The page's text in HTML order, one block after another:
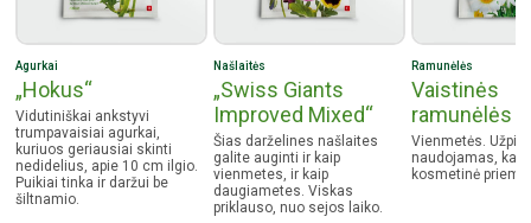
Agurkai
„Hokus“
Vidutiniškai ankstyvi
trumpavaisiai agurkai,
kuriuos geriausiai skinti
nedidelius, apie 10 cm ilgio.
Puikiai tinka ir daržui be
šiltnamio.
Našlaitės
„Swiss Giants
Improved Mixed“
Šias darželines našlaites
galite auginti ir kaip
vienmetes, ir kaip
daugiametes. Viskas
priklauso, nuo sejos laiko.
Ramunėlės
Vaistinės
ramunėlės
Vienmetės.
naudojamas,
kosmetinė